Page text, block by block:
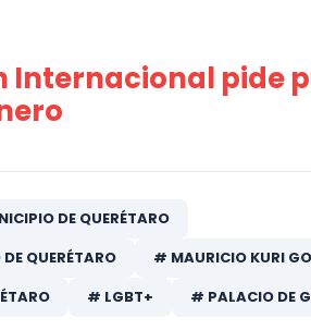
Internacional pide
DE QUERÉTARO
QUERÉTARO
# MAURICIO KURI
# LGBT+ # PALACIO DE